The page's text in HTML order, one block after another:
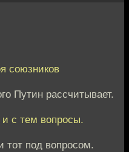
союзников
Путин рассчитывает.
и с тем вопросы.
тот под вопросом.